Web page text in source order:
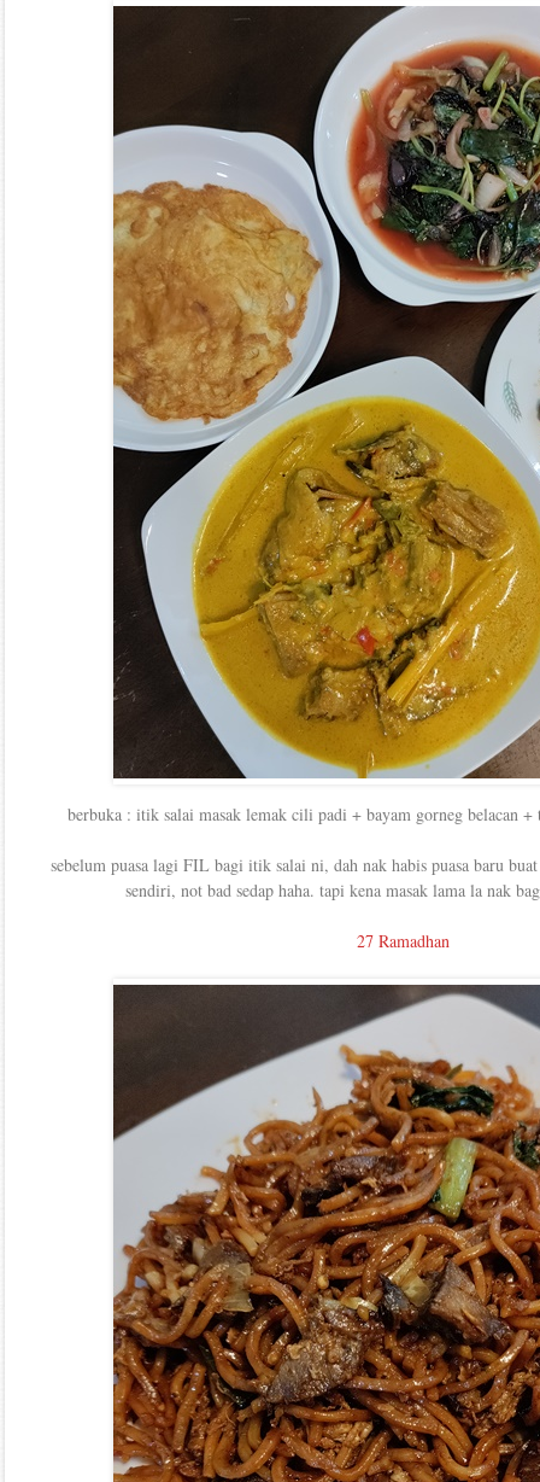
berbuka : itik salai masak lemak cili padi + bayam gorneg belacan +
sebelum puasa lagi FIL bagi itik salai ni, dah nak habis puasa baru
sendiri, not bad sedap haha. tapi kena masak lama la nak
27 Ramadhan